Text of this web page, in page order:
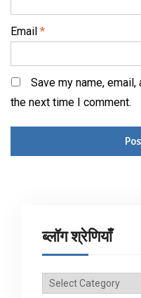
Email *
Save my name,
the next time I comment.
ब्लॉग श्रेणियाँ
ब्लॉग